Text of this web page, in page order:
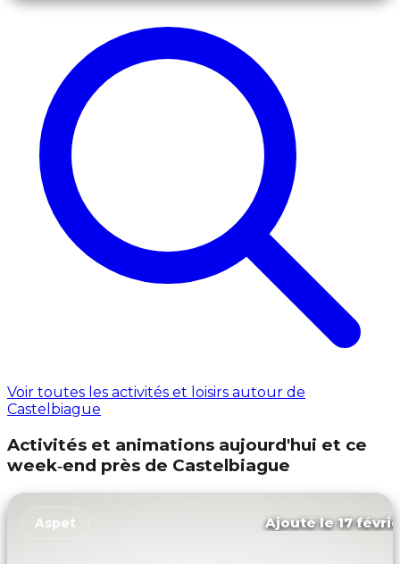
Voir toutes les activités et loisirs autour de
Castelbiague
Activités et animations aujourd'hui et ce
week‑end près de Castelbiague
Aspet Ajouté le 17